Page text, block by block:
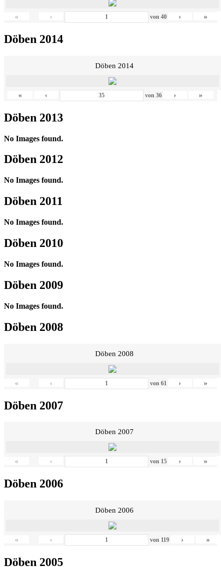
« ‹ von 40 › »
Döben 2014
Döben 2014
« ‹ von 36 › »
Döben 2013
No Images found.
Döben 2012
No Images found.
Döben 2011
No Images found.
Döben 2010
No Images found.
Döben 2009
No Images found.
Döben 2008
Döben 2008
« ‹ von 61 › »
Döben 2007
Döben 2007
« ‹ von 15 › »
Döben 2006
Döben 2006
« ‹ von 119 › »
Döben 2005